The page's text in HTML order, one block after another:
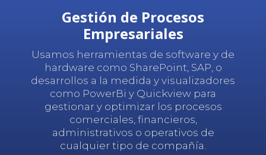
Gestión de Procesos
Empresariales
Usamos herramientas de software y de
hardware como SharePoint, SAP, o
desarrollos a la medida y visualizadores
como PowerBi y Quickview para
gestionar y optimizar los procesos
comerciales, financieros,
administrativos o operativos de
cualquier tipo de compañía.